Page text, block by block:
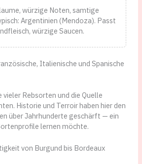
würzige Noten, samtige
Argentinien (Mendoza). Passt
würzige Saucen.
Italienische und Spanische
vieler Rebsorten und die Quelle
Historie und Terroir haben hier den
über Jahrhunderte geschärft — ein
lernen möchte.
von Burgund bis Bordeaux